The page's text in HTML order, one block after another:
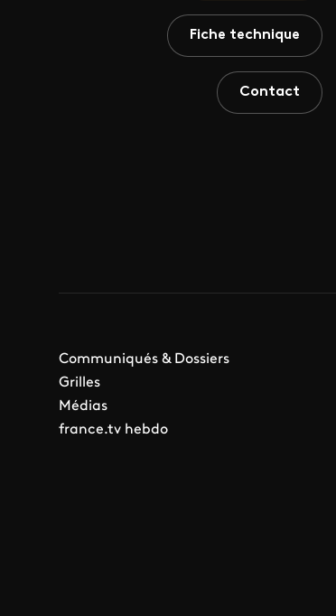
Fiche technique
Contact
Communiqués & Dossiers
Grilles
Médias
france.tv hebdo